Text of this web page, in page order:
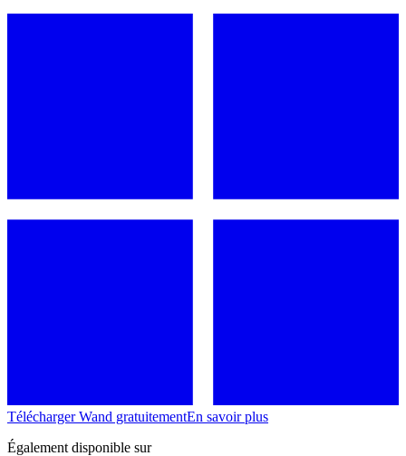
Télécharger Wand gratuitementEn savoir plus
Également disponible sur